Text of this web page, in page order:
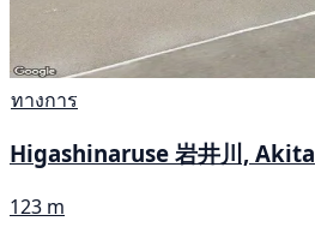
ทางการ
Higashinaruse 岩井川, Akita
123 m